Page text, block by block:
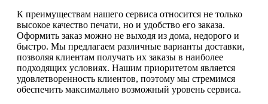
К преимуществам нашего сервиса относится не только
высокое качество печати, но и удобство его заказа.
Оформить заказ можно не выходя из дома, недорого и
быстро. Мы предлагаем различные варианты доставки,
позволяя клиентам получать их заказы в наиболее
подходящих условиях. Нашим приоритетом является
удовлетворенность клиентов, поэтому мы стремимся
обеспечить максимально возможный уровень сервиса.